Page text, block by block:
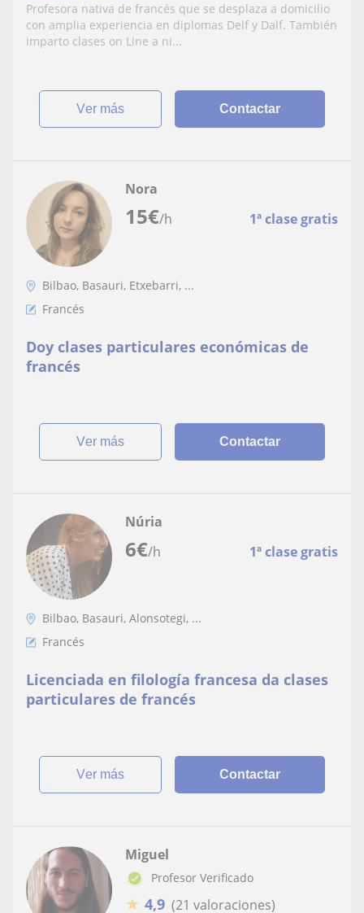
Profesora nativa de francés que se desplaza a domicilio
con amplia experiencia en diplomas Delf y Dalf. También
imparto clases on Line a ni...
ver más Contactar
15€/h 1ª clase gratis
Nora
Bilbao, Basauri, Etxebarri, ...
Francés
Doy clases particulares económicas de
francés
ver más Contactar
6€/h 1ª clase gratis
Núria
Bilbao, Basauri, Alonsotegi, ...
Francés
Licenciada en filología francesa da clases
particulares de francés
ver más Contactar
Miguel
Profesor Verificado
★ 4,9 (21 valoraciones)